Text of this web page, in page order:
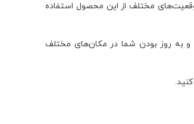
مختلف از این محصول استفاده
و به روز بودن شما در مکان‌های مختلف